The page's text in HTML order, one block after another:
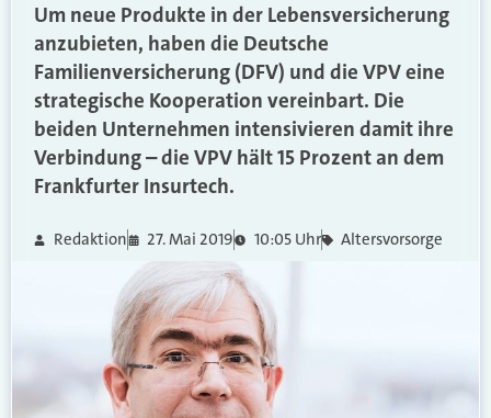
Um neue Produkte in der Lebensversicherung
anzubieten, haben die Deutsche
Familienversicherung (DFV) und die VPV eine
strategische Kooperation vereinbart. Die
beiden Unternehmen intensivieren damit ihre
Verbindung – die VPV hält 15 Prozent an dem
Frankfurter Insurtech.
Redaktion 27. Mai 2019 10:05 Uhr Altersvorsorge